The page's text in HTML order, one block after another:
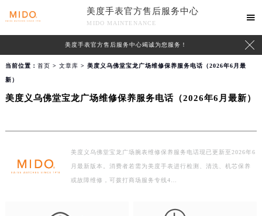
美度手表官方售后服务中心
MIDO MAINTENANCE

美度手表官方售后服务中心竭诚为您服务！ 
当前位置： 首页 > 文章库 > 美度义乌佛堂宝龙广场维修保养服务电话（2026年6月最
新）
美度义乌佛堂宝龙广场维修保养服务电话（2026年6月最新）
美度义乌佛堂宝龙广场腕表维修保养服务电话现已更新至2026年6
月最新版本。消费者若需为美度手表进行检测、清洗、机芯保养
或故障维修，可拨打商场服务专线4…